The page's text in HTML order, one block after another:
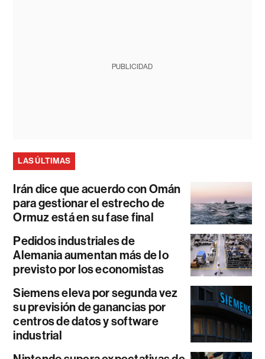
PUBLICIDAD
LAS ÚLTIMAS
Irán dice que acuerdo con Omán
para gestionar el estrecho de
Ormuz está en su fase final
Pedidos industriales de
Alemania aumentan más de lo
previsto por los economistas
Siemens eleva por segunda vez
su previsión de ganancias por
centros de datos y software
industrial